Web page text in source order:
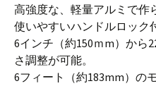
高強度な、軽量アルミで作
使いやすいハンドルロック
6インチ（約150ｍm）から
さ調整が可能。
6フィート（約183mm）の